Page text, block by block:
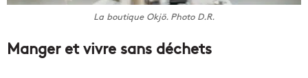
La boutique Okjö. Photo D.R.
Manger et vivre sans déchets